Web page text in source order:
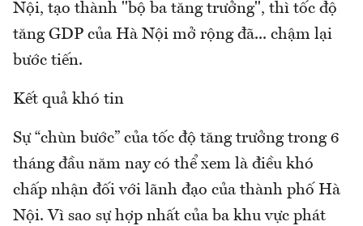
Nội, tạo thành "bộ ba tăng trưởng", thì tốc độ
tăng GDP của Hà Nội mở rộng đã... chậm lại
bước tiến.
Kết quả khó tin
Sự “chùn bước” của tốc độ tăng trưởng trong 6
tháng đầu năm nay có thể xem là điều khó
chấp nhận đối với lãnh đạo của thành phố Hà
Nội. Vì sao sự hợp nhất của ba khu vực phát